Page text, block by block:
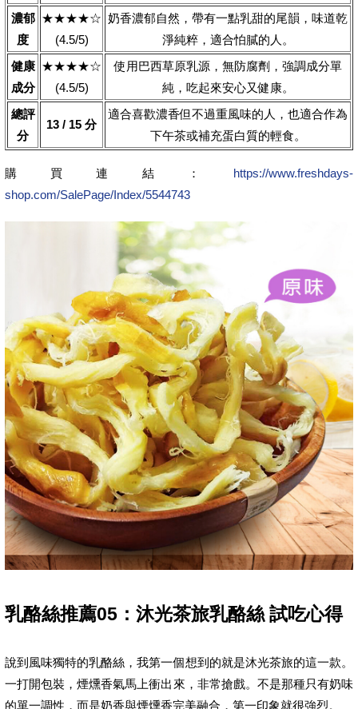
濃郁
度
★★★★☆
(4.5/5)
奶香濃郁自然，帶有一點乳甜的尾韻，味道乾
淨純粹，適合怕膩的人。
健康
成分
★★★★☆
(4.5/5)
使用巴西草原乳源，無防腐劑，強調成分單
純，吃起來安心又健康。
總評
分
13 / 15 分
適合喜歡濃香但不過重風味的人，也適合作為
下午茶或補充蛋白質的輕食。
購買連結： https://www.freshdays-
shop.com/SalePage/Index/5544743
乳酪絲推薦05：沐光茶旅乳酪絲 試吃心得
說到風味獨特的乳酪絲，我第一個想到的就是沐光茶旅的這一款。
一打開包裝，煙燻香氣馬上衝出來，非常搶戲。不是那種只有奶味
的單一調性，而是奶香與煙燻香完美融合，第一印象就很強烈。